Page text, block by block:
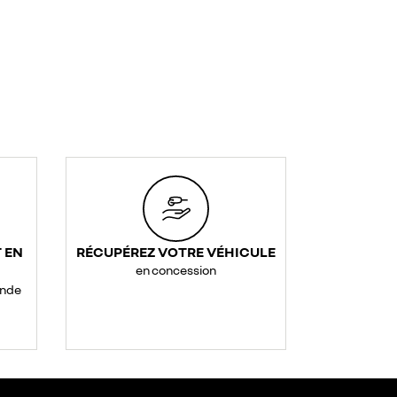
EN RÉCUPÉREZ VOTRE VÉHICULE
en concession